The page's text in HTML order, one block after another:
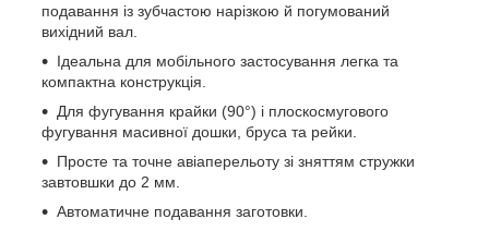
подавання із зубчастою нарізкою й погумований
вихідний вал.
Ідеальна для мобільного застосування легка та
компактна конструкція.
Для фугування крайки (90°) і плоскосмугового
фугування масивної дошки, бруса та рейки.
Просте та точне авіаперельоту зі зняттям стружки
завтовшки до 2 мм.
Автоматичне подавання заготовки.